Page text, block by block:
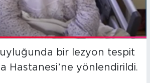
uyluğunda bir lezyon tespit
Hastanesi’ne yönlendirildi.